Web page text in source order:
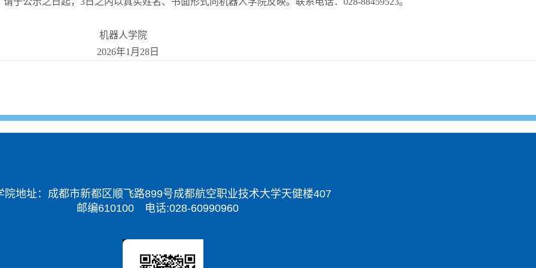
机器人学院
2026年1月28日
院地址：成都市新都区顺飞路899号成都航空职业技术大学天健楼407
邮编610100 电话:028-60990960